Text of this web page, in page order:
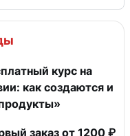
курс на
как создаются и
заказ от 1200 ₽